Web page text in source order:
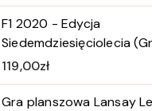
F1 2020 - Edycja
Siedemdziesięciolecia
119,00zł
Gra planszowa Lansay